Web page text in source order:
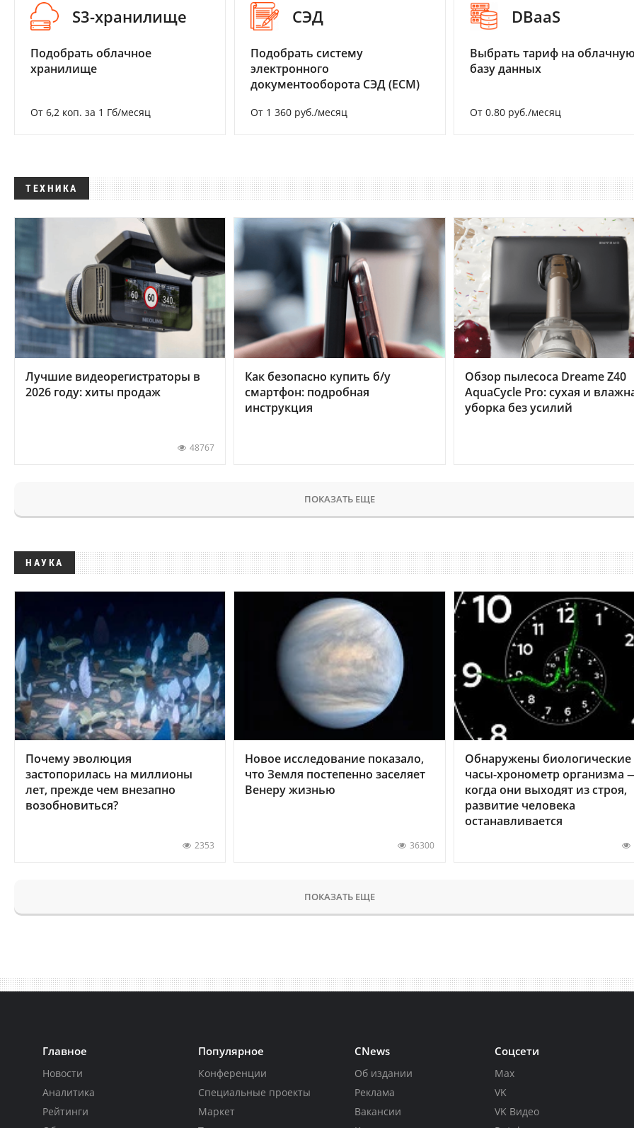
S3-хранилище
Подобрать облачное
хранилище
От 6,2 коп. за 1 Гб/месяц
СЭД
Подобрать систему
электронного
документооборота СЭД (ECM)
От 1 360 руб./месяц
DBaaS
Выбрать тариф на
базу данных
От 0.80 руб./месяц
ТЕХНИКА
Лучшие видеорегистраторы в
2026 году: хиты продаж
48767
Как безопасно купить б/у
смартфон: подробная
инструкция
Обзор пылесоса Dreame Z40
AquaCycle Pro: сухая и
уборка без усилий
ПОКАЗАТЬ ЕЩЕ
НАУКА
Почему эволюция
застопорилась на миллионы
лет, прежде чем внезапно
возобновиться?
2353
Новое исследование показало,
что Земля постепенно заселяет
Венеру жизнью
36300
Обнаружены биологические
часы-хронометр организма
когда они выходят из строя,
развитие человека
останавливается
ПОКАЗАТЬ ЕЩЕ
Главное
Новости
Аналитика
Рейтинги
Популярное
Конференции
Специальные проекты
Маркет
CNews
Об издании
Реклама
Вакансии
Соцсети
Max
VK
VK Видео